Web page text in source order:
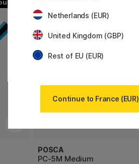
POSCA
PC-5M Medium
Netherlands (EUR)
United Kingdom (GBP)
Rest of EU (EUR)
Continue to France (EUR)